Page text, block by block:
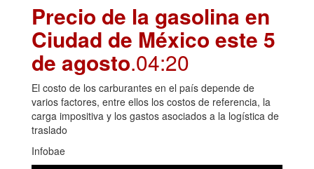
Precio de la gasolina en
Ciudad de México este 5
de agosto.04:20
El costo de los carburantes en el país depende de
varios factores, entre ellos los costos de referencia, la
carga impositiva y los gastos asociados a la logística de
traslado
Infobae